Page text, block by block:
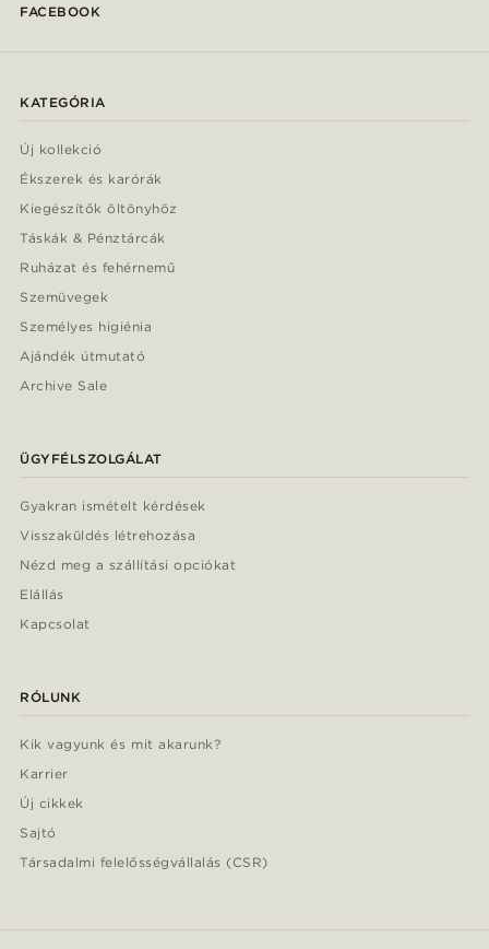
FACEBOOK
KATEGÓRIA
Új kollekció
Ékszerek és karórák
Kiegészítők öltönyhöz
Táskák & Pénztárcák
Ruházat és fehérnemű
Szemüvegek
Személyes higiénia
Ajándék útmutató
Archive Sale
ÜGYFÉLSZOLGÁLAT
Gyakran ismételt kérdések
Visszaküldés létrehozása
Nézd meg a szállítási opciókat
Elállás
Kapcsolat
RÓLUNK
Kik vagyunk és mit akarunk?
Karrier
Új cikkek
Sajtó
Társadalmi felelősségvállalás (CSR)